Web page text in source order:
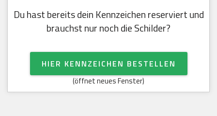
Du hast bereits dein Kennzeichen reserviert und
brauchst nur noch die Schilder?
HIER KENNZEICHEN BESTELLEN
(öffnet neues Fenster)